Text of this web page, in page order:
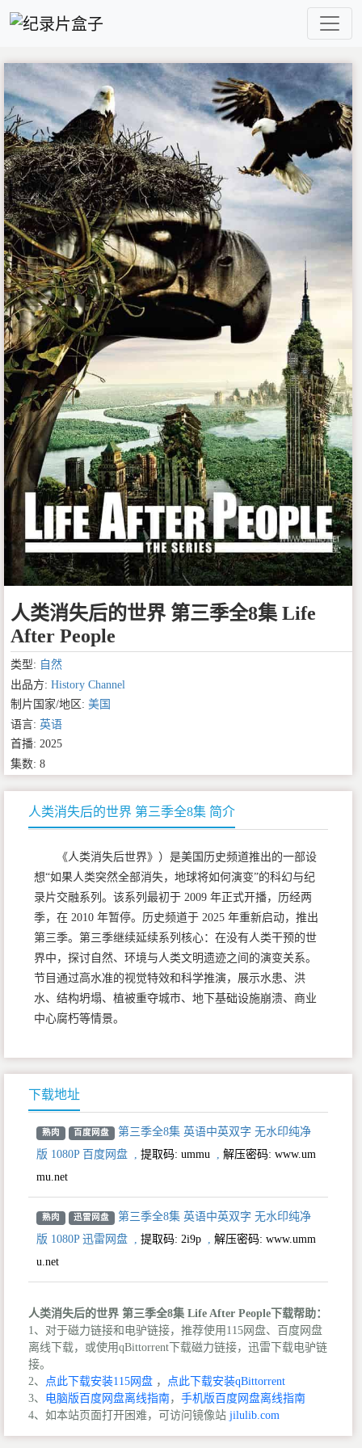
人类消失后的世界 第三季全8集 Life
After People
类型: 自然
出品方: History Channel
制片国家/地区: 美国
语言: 英语
首播: 2025
集数: 8
人类消失后的世界 第三季全8集 简介
《人类消失后世界》）是美国历史频道推出的一部设
想“如果人类突然全部消失，地球将如何演变”的科幻与纪
录片交融系列。该系列最初于 2009 年正式开播，历经两
季，在 2010 年暂停。历史频道于 2025 年重新启动，推出
第三季。第三季继续延续系列核心：在没有人类干预的世
界中，探讨自然、环境与人类文明遗迹之间的演变关系。
节目通过高水准的视觉特效和科学推演，展示水患、洪
水、结构坍塌、植被重夺城市、地下基础设施崩溃、商业
中心腐朽等情景。
下载地址
熟肉 百度网盘
第三季全8集 英语中英双字 无水印纯净
版 1080P 百度网盘 , 提取码: ummu , 解压密码: www.um
mu.net
熟肉 迅雷网盘
第三季全8集 英语中英双字 无水印纯净
版 1080P 迅雷网盘 , 提取码: 2i9p , 解压密码: www.umm
u.net
人类消失后的世界 第三季全8集 Life After People下载帮助：
1、对于磁力链接和电驴链接，推荐使用115网盘、百度网盘
离线下载，或使用qBittorrent下载磁力链接，迅雷下载电驴链
接。
2、 点此下载安装115网盘 ， 点此下载安装qBittorrent
3、 电脑版百度网盘离线指南， 手机版百度网盘离线指南
4、如本站页面打开困难，可访问镜像站 jilulib.com